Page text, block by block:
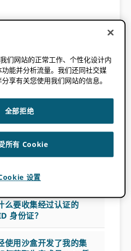
项目添加到 ORCID 记
向我的用户传达什么信
集经过身份验证的 ID？
么要收集经过认证的
身份证？
使用沙盒开发了我的集
们网站的正常工作、个性化设计内
能并分析流量。我们还同社交媒
享有关您使用我们网站的信息。
全部拒绝
所有 Cookie
设置